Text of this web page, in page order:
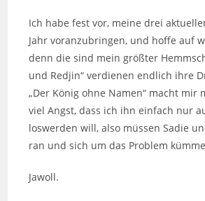
Ich habe fest vor, meine drei
Jahr voranzubringen, und hoffe auf
denn die sind mein größter
und Redjin“ verdienen endlich ihre
„Der König ohne Namen“ macht mir
viel Angst, dass ich ihn einfach nur
loswerden will, also müssen Sadie
ran und sich um das Problem
Jawoll.